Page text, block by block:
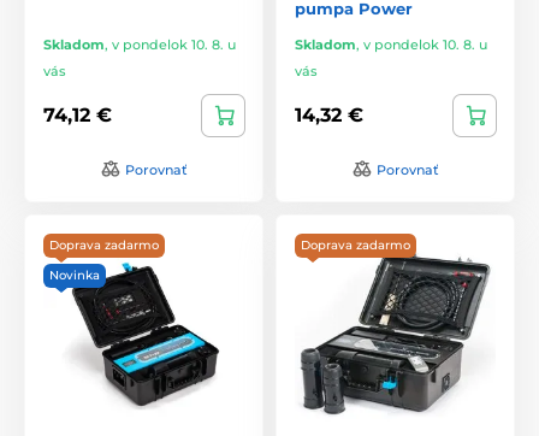
Skladom, v pondelok 10. 8. u
vás
74,12 €
Porovnať
pumpa Power
Skladom, v pondelok 10. 8. u
vás
14,32 €
Porovnať
Doprava zadarmo
Novinka
Doprava zadarmo